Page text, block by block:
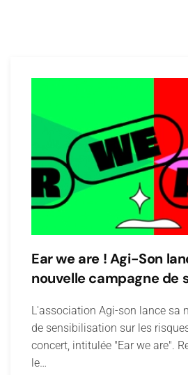
Ear we are ! Agi-Son
nouvelle campagne de
L'association Agi-son lance sa
de sensibilisation sur les
concert, intitulée "Ear we are".
le…